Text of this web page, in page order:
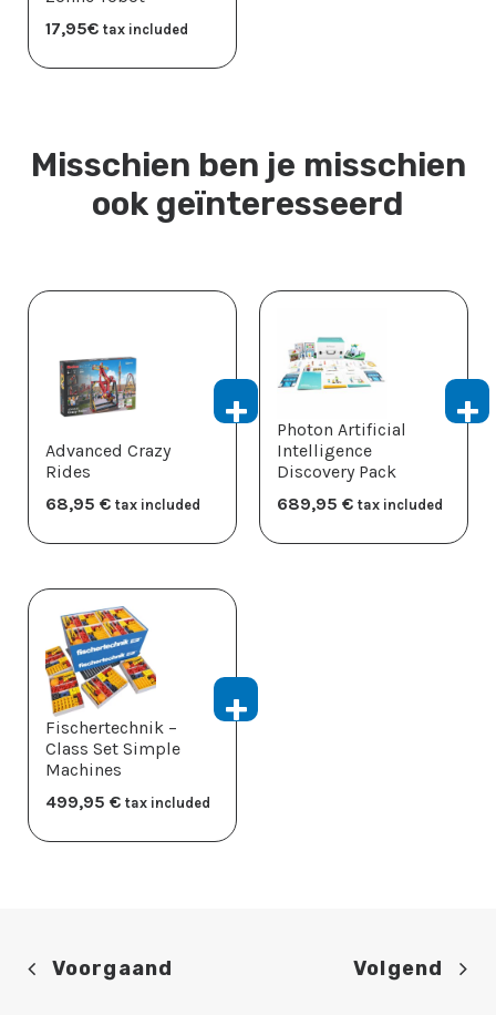
17,95​€ tax included
Misschien ben je misschien
ook geïnteresseerd
Advanced Crazy
Rides
68,95 ​€ tax included
Photon Artificial
Intelligence
Discovery Pack
689,95 ​€ tax included
Fischertechnik –
Class Set Simple
Machines
499,95 ​€ tax included
Voorgaand Volgend